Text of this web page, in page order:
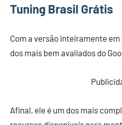
Tuning Brasil Grátis
Com a versão inteiramente
dos mais bem avaliados do
Afinal, ele é um dos mais